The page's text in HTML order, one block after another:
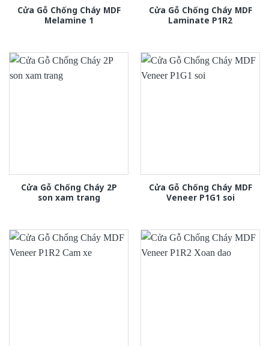
Cửa Gỗ Chống Cháy MDF
Melamine 1
Cửa Gỗ Chống Cháy MDF
Laminate P1R2
Cửa Gỗ Chống Cháy 2P
son xam trang
Cửa Gỗ Chống Cháy MDF
Veneer P1G1 soi